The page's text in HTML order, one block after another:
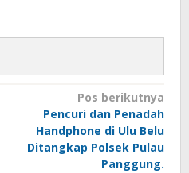
Pos berikutnya
Pencuri dan Penadah
Handphone di Ulu Belu
Ditangkap Polsek Pulau
Panggung.